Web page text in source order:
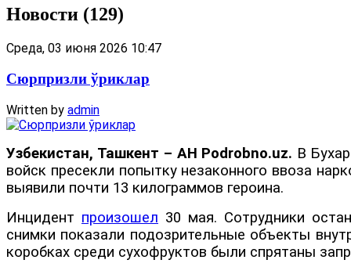
Новости (129)
Среда, 03 июня 2026 10:47
Сюрпризли ўриклар
Written by admin
Узбекистан, Ташкент – АН Podrobno.uz. В
войск пресекли попытку незаконного ввоза
выявили почти 13 килограммов героина.
Инцидент произошел 30 мая. Сотрудники
снимки показали подозрительные объекты
коробках среди сухофруктов были спрятаны